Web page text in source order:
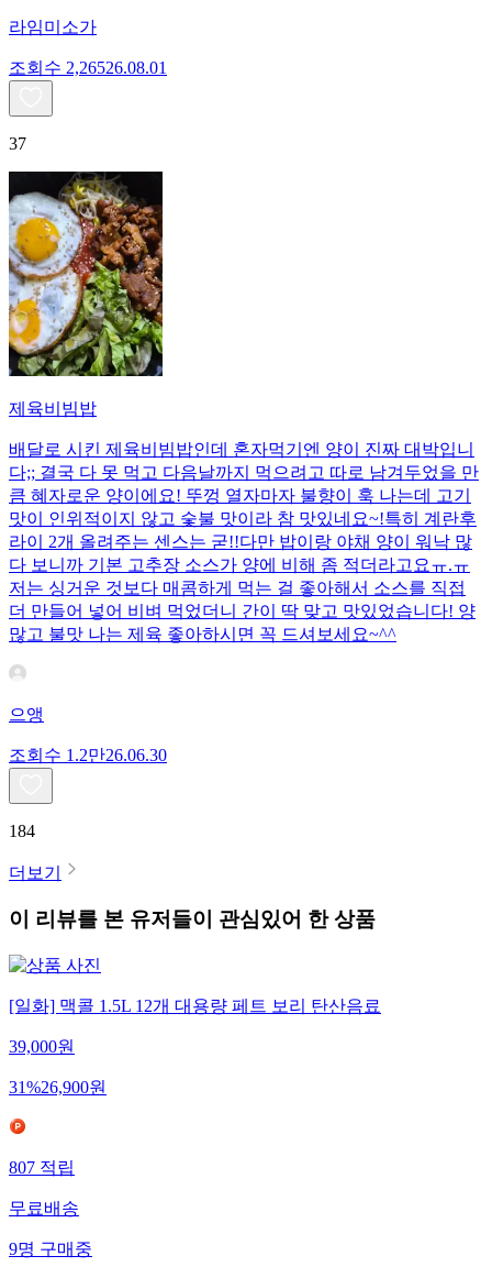
라임미소가
조회수 2,26526.08.01
37
제육비빔밥
배달로 시킨 제육비빔밥인데 혼자먹기엔 양이 진짜 대박입니
다;; 결국 다 못 먹고 다음날까지 먹으려고 따로 남겨두었을 만
큼 혜자로운 양이에요! 뚜껑 열자마자 불향이 훅 나는데 고기
맛이 인위적이지 않고 숯불 맛이라 참 맛있네요~!특히 계란후
라이 2개 올려주는 센스는 굳!! ​다만 밥이랑 야채 양이 워낙 많
다 보니까 기본 고추장 소스가 양에 비해 좀 적더라고요ㅠ.ㅠ
저는 싱거운 것보다 매콤하게 먹는 걸 좋아해서 소스를 직접
더 만들어 넣어 비벼 먹었더니 간이 딱 맞고 맛있었습니다! 양
많고 불맛 나는 제육 좋아하시면 꼭 드셔보세요~^^
으앵
조회수 1.2만26.06.30
184
더보기
이 리뷰를 본 유저들이 관심있어 한 상품
[일화] 맥콜 1.5L 12개 대용량 페트 보리 탄산음료
39,000원
31%26,900원
807 적립
무료배송
9명 구매중